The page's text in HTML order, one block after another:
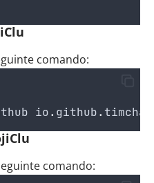
comando:
io. github.
comando: